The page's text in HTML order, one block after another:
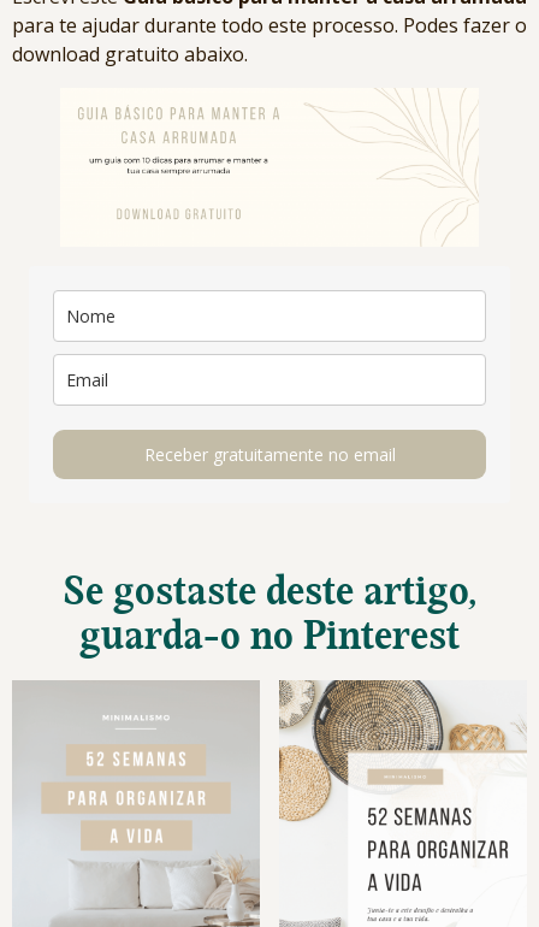
para te ajudar durante todo este processo. Podes fazer o
download gratuito abaixo.
Receber gratuitamente no email
Se gostaste deste artigo,
guarda-o no Pinterest